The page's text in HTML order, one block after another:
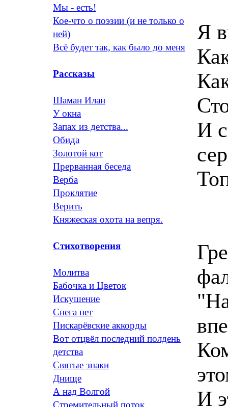
Мы - есть!
Кое-что о поэзии (и не только о
ней)
Всё будет так, как было до меня
Рассказы
Шаман Илан
У окна
Запах из детства...
Обида
Золотой кот
Прерванная беседа
Верба
Проклятие
Верить
Княжеская охота на вепря.
Стихотворения
Молитва
Бабочка и Цветок
Искушение
Снега нет
Пискарёвские аккорды
Вот отцвёл последний полдень
детства
Святые знаки
Днище
А над Волгой
Стремительный поток
Я
И
И